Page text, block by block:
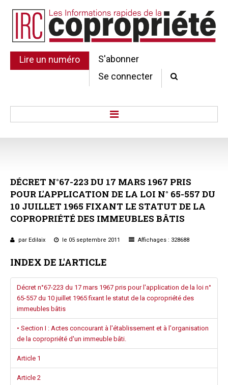
Lire un numéro
S'abonner
Se connecter
Au Parlement
Gestion et maintenance
Pratique de la copro.
Questions/réponses
Copro. en difficulté
Formez-vous !
Parole d'experts*
DÉCRET N°67-223DU 17 MARS 1967 PRIS
POUR L'APPLICATION DE LA LOI N° 65-557 DU
10 JUILLET 1965 FIXANT LE STATUT DE LA
COPROPRIÉTÉ DES IMMEUBLES BÂTIS
par Edilaix le 05 septembre 2011 Affichages : 328688
INDEX DE L'ARTICLE
Décret n°67-223 du 17 mars 1967 pris pour l'application de la loi n°
65-557 du 10 juillet 1965 fixant le statut de la copropriété des
immeubles bâtis
• Section I : Actes concourant à l'établissement et à l'organisation
de la copropriété d'un immeuble bâti.
Article 1
Article 2